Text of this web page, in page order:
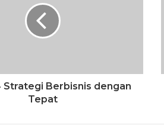
Strategi Berbisnis dengan
Tepat